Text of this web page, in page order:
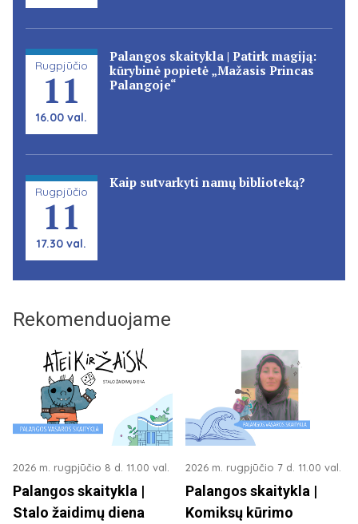
Rugpjūčio
11
16.00 val.
Palangos skaitykla | Patirk magiją:
kūrybinė popietė „Mažasis Princas
Palangoje“
Rugpjūčio
11
17.30 val.
Kaip sutvarkyti namų biblioteką?
Rekomenduojame
2026 m. rugpjūčio 8 d. 11.00 val.
Palangos skaitykla |
Stalo žaidimų diena
2026 m. rugpjūčio 7 d. 11.00 val.
Palangos skaitykla |
Komiksų kūrimo